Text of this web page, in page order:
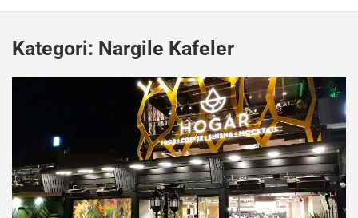
Kategori: Nargile Kafeler